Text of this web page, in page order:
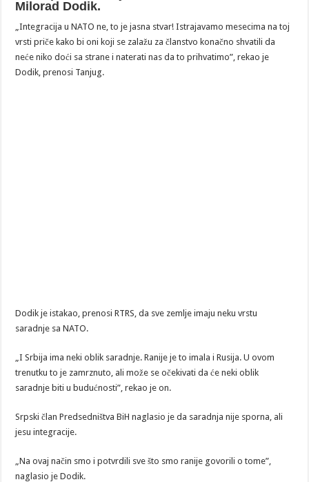
Milorad Dodik.
„Integracija u NATO ne, to je jasna stvar! Istrajavamo mesecima na toj
vrsti priče kako bi oni koji se zalažu za članstvo konačno shvatili da
neće niko doći sa strane i naterati nas da to prihvatimo”, rekao je
Dodik, prenosi Tanjug.
Dodik je istakao, prenosi RTRS, da sve zemlje imaju neku vrstu
saradnje sa NATO.
„I Srbija ima neki oblik saradnje. Ranije je to imala i Rusija. U ovom
trenutku to je zamrznuto, ali može se očekivati da će neki oblik
saradnje biti u budućnosti”, rekao je on.
Srpski član Predsedništva BiH naglasio je da saradnja nije sporna, ali
jesu integracije.
„Na ovaj način smo i potvrdili sve što smo ranije govorili o tome”,
naglasio je Dodik.